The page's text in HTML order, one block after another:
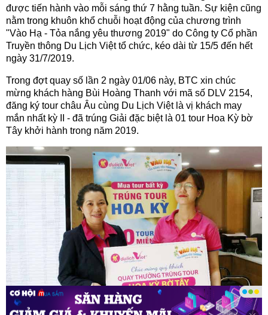
được tiến hành vào mỗi sáng thứ 7 hằng tuần. Sự kiện cũng
nằm trong khuôn khổ chuỗi hoạt động của chương trình
"Vào Hạ - Tỏa nắng yêu thương 2019" do Công ty Cổ phần
Truyền thông Du Lịch Việt tổ chức, kéo dài từ 15/5 đến hết
ngày 31/7/2019.
Trong đợt quay số lần 2 ngày 01/06 này, BTC xin chúc
mừng khách hàng Bùi Hoàng Thanh với mã số DLV 2154,
đăng ký tour châu Âu cùng Du Lịch Việt là vị khách may
mắn nhất kỳ II - đã trúng Giải đặc biệt là 01 tour Hoa Kỳ bờ
Tây khởi hành trong năm 2019.